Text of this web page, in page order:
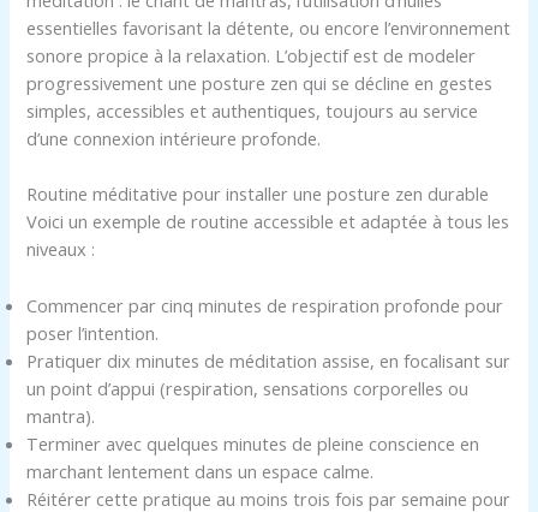
essentielles favorisant la détente, ou encore l’environnement
sonore propice à la relaxation. L’objectif est de modeler
progressivement une posture zen qui se décline en gestes
simples, accessibles et authentiques, toujours au service
d’une connexion intérieure profonde.
Routine méditative pour installer une posture zen durable
Voici un exemple de routine accessible et adaptée à tous les
niveaux :
Commencer par cinq minutes de respiration profonde pour
poser l’intention.
Pratiquer dix minutes de méditation assise, en focalisant sur
un point d’appui (respiration, sensations corporelles ou
mantra).
Terminer avec quelques minutes de pleine conscience en
marchant lentement dans un espace calme.
Réitérer cette pratique au moins trois fois par semaine pour